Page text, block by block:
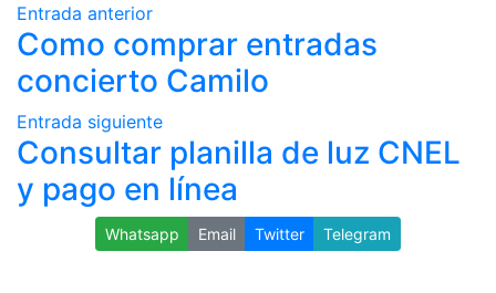
Entrada anterior
Como comprar entradas
concierto Camilo
Entrada siguiente
Consultar planilla de luz CNEL
y pago en línea
Whatsapp Email Twitter Telegram